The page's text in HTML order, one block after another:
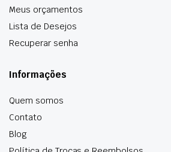
Meus orçamentos
Lista de Desejos
Recuperar senha
Informações
Quem somos
Contato
Blog